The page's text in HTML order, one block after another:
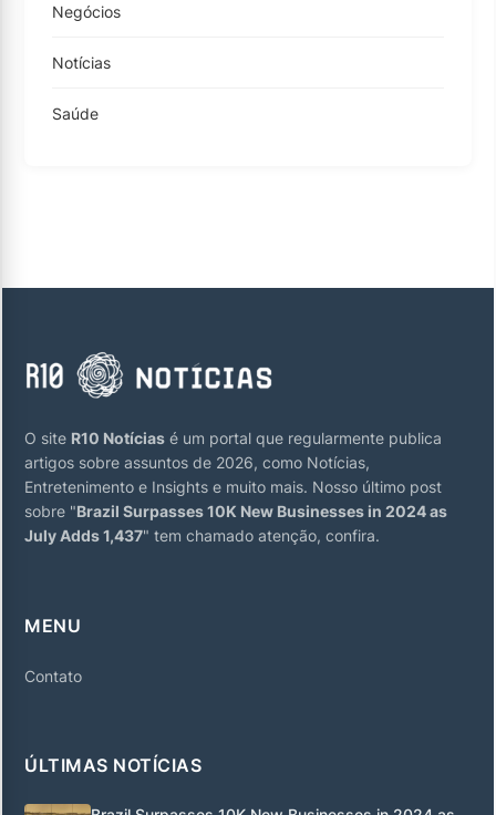
Negócios
Notícias
Saúde
O site R10 Notícias é um portal que regularmente publica
artigos sobre assuntos de 2026, como Notícias,
Entretenimento e Insights e muito mais. Nosso último post
sobre "Brazil Surpasses 10K New Businesses in 2024 as
July Adds 1,437" tem chamado atenção, confira.
MENU
Contato
ÚLTIMAS NOTÍCIAS